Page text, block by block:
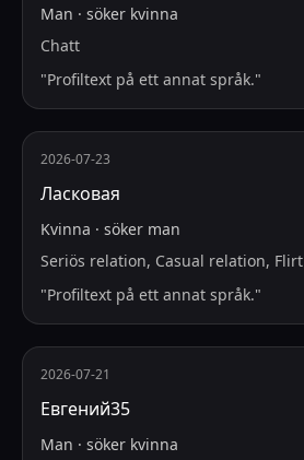
Man · söker kvinna
Chatt
"Profiltext på ett annat språk."
2026-07-23
Ласковая
Kvinna · söker man
Seriös relation, Casual relation, Flirt
"Profiltext på ett annat språk."
2026-07-21
Евгений35
Man · söker kvinna